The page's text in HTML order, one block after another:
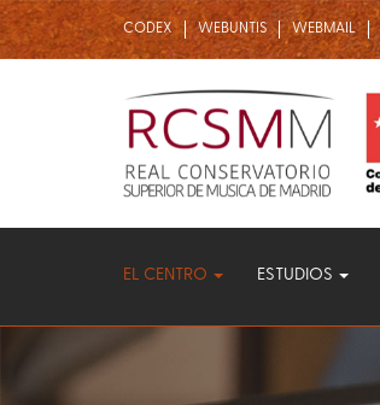
CODEX WEBUNTIS WEBMAIL
principal
EL CENTRO ESTUDIOS